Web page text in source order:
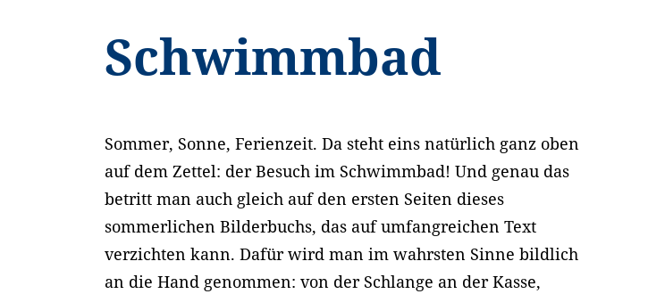
Schwimmbad
Sommer, Sonne, Ferienzeit. Da steht eins natürlich ganz oben
auf dem Zettel: der Besuch im Schwimmbad! Und genau das
betritt man auch gleich auf den ersten Seiten dieses
sommerlichen Bilderbuchs, das auf umfangreichen Text
verzichten kann. Dafür wird man im wahrsten Sinne bildlich
an die Hand genommen: von der Schlange an der Kasse,